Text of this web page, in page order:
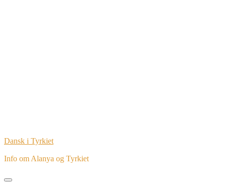
Dansk i Tyrkiet
Info om Alanya og Tyrkiet